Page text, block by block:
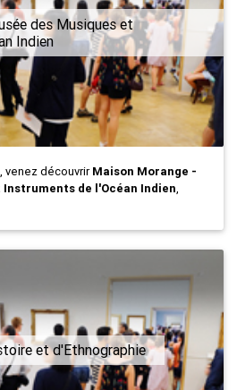
des Musiques et
Indien
, venez découvrirMaison Morange -
de l'Océan Indien,
et d'Ethnographie